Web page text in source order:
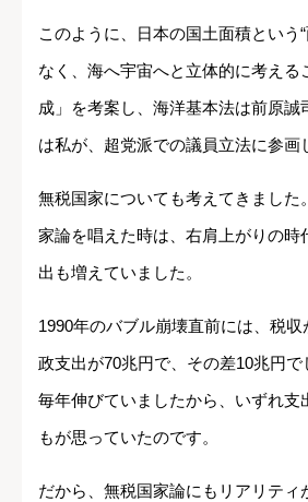
このように、日本の国土面積という
なく、海へ宇宙へと立体的に考える
成」を考案し、海洋基本法は前原誠
は私が、超党派での議員立法に参画
無税国家についても考えてきました
家論を唱えた時は、右肩上がりの時
出も増えていました。
1990年のバブル崩壊直前には、税
政支出が70兆円で、その差10兆円
毎年伸びていましたから、いずれ支
もが思っていたのです。
だから、無税国家論にもリアリティ